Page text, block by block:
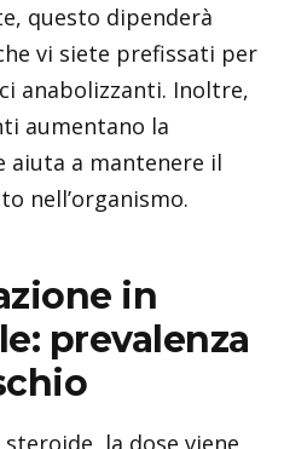
questo dipenderà
vi siete prefissati per
anabolizzanti. Inoltre,
aumentano la
aiuta a mantenere il
nell’organismo.
in
prevalenza
la dose viene